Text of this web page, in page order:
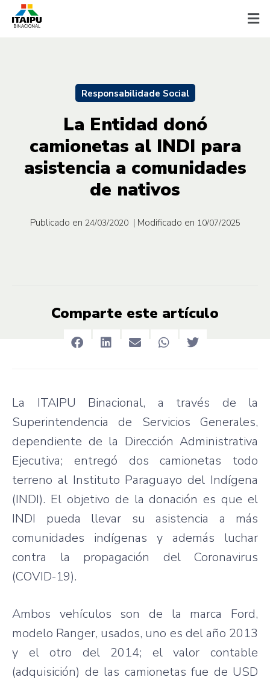
Responsabilidade Social
La Entidad donó
camionetas al INDI para
asistencia a comunidades
de nativos
Publicado en 24/03/2020 | Modificado en 10/07/2025
Comparte este artículo
La ITAIPU Binacional, a través de la
Superintendencia de Servicios Generales,
dependiente de la Dirección Administrativa
Ejecutiva; entregó dos camionetas todo
terreno al Instituto Paraguayo del Indígena
(INDI). El objetivo de la donación es que el
INDI pueda llevar su asistencia a más
comunidades indígenas y además luchar
contra la propagación del Coronavirus
(COVID-19).
Ambos vehículos son de la marca Ford,
modelo Ranger, usados, uno es del año 2013
y el otro del 2014; el valor contable
(adquisición) de las camionetas fue de USD